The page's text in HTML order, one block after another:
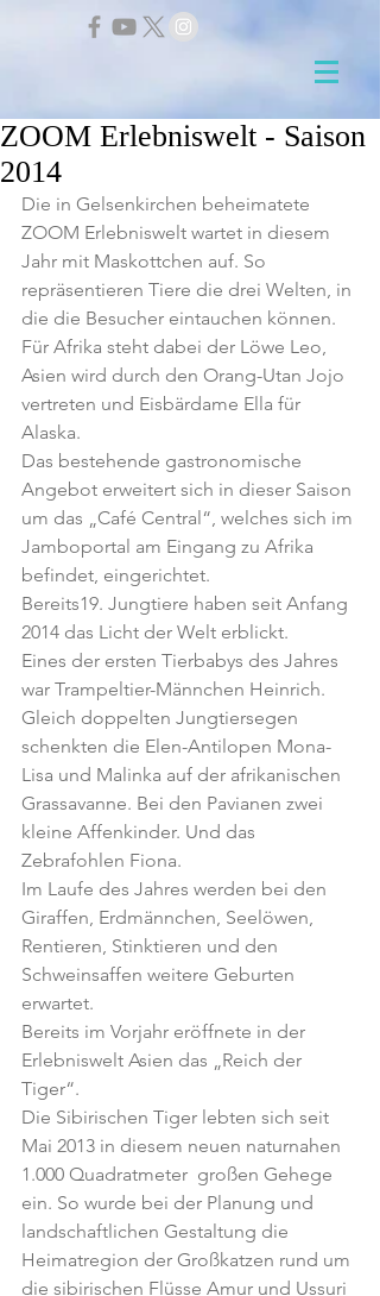
ZOOM Erlebniswelt - Saison
2014
Die in Gelsenkirchen beheimatete
ZOOM Erlebniswelt wartet in diesem
Jahr mit Maskottchen auf. So
repräsentieren Tiere die drei Welten, in
die die Besucher eintauchen können.
Für Afrika steht dabei der Löwe Leo,
Asien wird durch den Orang-Utan Jojo
vertreten und Eisbärdame Ella für
Alaska.
Das bestehende gastronomische
Angebot erweitert sich in dieser Saison
um das „Café Central“, welches sich im
Jamboportal am Eingang zu Afrika
befindet, eingerichtet.
Bereits19. Jungtiere haben seit Anfang
2014 das Licht der Welt erblickt.
Eines der ersten Tierbabys des Jahres
war Trampeltier-Männchen Heinrich.
Gleich doppelten Jungtiersegen
schenkten die Elen-Antilopen Mona-
Lisa und Malinka auf der afrikanischen
Grassavanne. Bei den Pavianen zwei
kleine Affenkinder. Und das
Zebrafohlen Fiona.
Im Laufe des Jahres werden bei den
Giraffen, Erdmännchen, Seelöwen,
Rentieren, Stinktieren und den
Schweinsaffen weitere Geburten
erwartet.
Bereits im Vorjahr eröffnete in der
Erlebniswelt Asien das „Reich der
Tiger“.
Die Sibirischen Tiger lebten sich seit
Mai 2013 in diesem neuen naturnahen
1.000 Quadratmeter  großen Gehege
ein. So wurde bei der Planung und
landschaftlichen Gestaltung die
Heimatregion der Großkatzen rund um
die sibirischen Flüsse Amur und Ussuri